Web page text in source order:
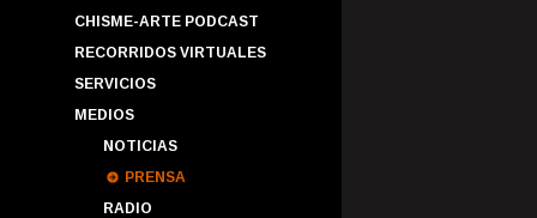
CHISME-ARTE PODCAST
RECORRIDOS VIRTUALES
SERVICIOS
MEDIOS
NOTICIAS
PRENSA
RADIO